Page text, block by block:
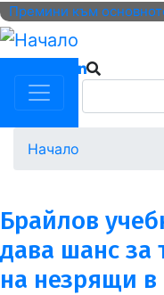
Премини към
Начало
Брайлов
дава шанс за
на незрящи в